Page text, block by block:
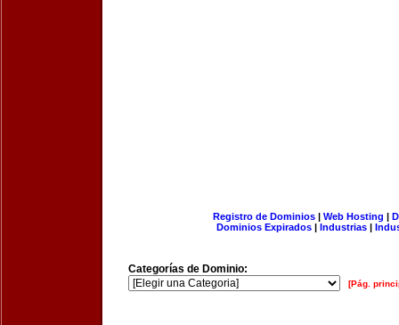
Registro de Dominios| Web Hosting |
Dominios Expirados | Industrias |
Categorías de Dominio:
[Pág.